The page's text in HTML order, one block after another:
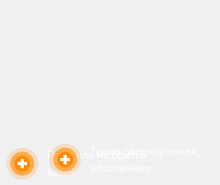
Профиль не боится
воды